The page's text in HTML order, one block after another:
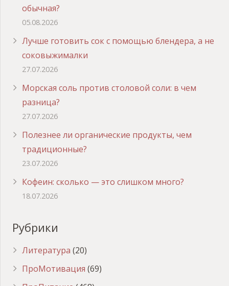
обычная?
05.08.2026
Лучше готовить сок с помощью блендера, а не
соковыжималки
27.07.2026
Морская соль против столовой соли: в чем
разница?
27.07.2026
Полезнее ли органические продукты, чем
традиционные?
23.07.2026
Кофеин: сколько — это слишком много?
18.07.2026
Рубрики
Литература (20)
ПроМотивация (69)